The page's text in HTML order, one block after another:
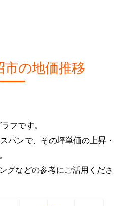
市の地価推移
フです。
パンで、その坪単価の上昇・
グなどの参考にご活用くださ